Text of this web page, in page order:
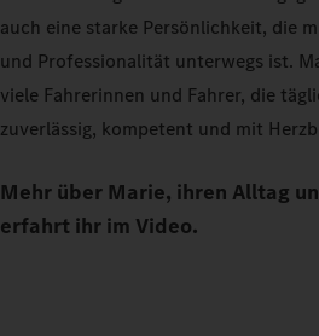
auch eine starke Persönlichkeit, die
und Professionalität unterwegs ist.
viele Fahrerinnen und Fahrer, die
zuverlässig, kompetent und mit
Mehr über Marie, ihren Alltag
erfahrt ihr im Video.